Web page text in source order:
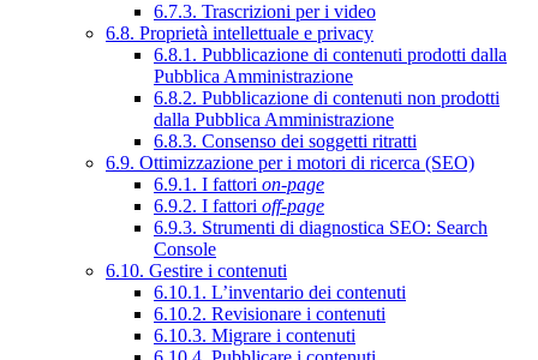
6.7.3. Trascrizioni per i video
6.8. Proprietà intellettuale e privacy
6.8.1. Pubblicazione di contenuti prodotti dalla
Pubblica Amministrazione
6.8.2. Pubblicazione di contenuti non prodotti
dalla Pubblica Amministrazione
6.8.3. Consenso dei soggetti ritratti
6.9. Ottimizzazione per i motori di ricerca (SEO)
6.9.1. I fattori on-page
6.9.2. I fattori off-page
6.9.3. Strumenti di diagnostica SEO: Search
Console
6.10. Gestire i contenuti
6.10.1. L’inventario dei contenuti
6.10.2. Revisionare i contenuti
6.10.3. Migrare i contenuti